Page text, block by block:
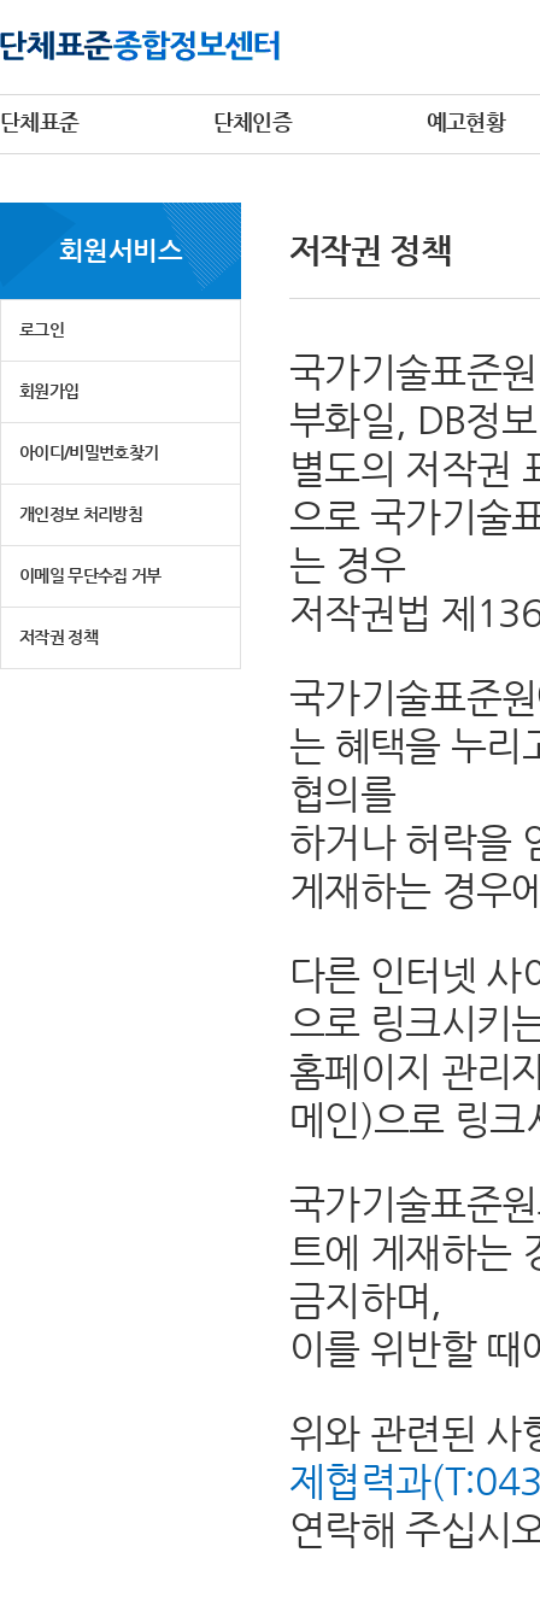
단체표준 단체인증 예고현황
회원서비스
로그인
회원가입
아이디/비밀번호찾기
개인정보 처리방침
이메일 무단수집 거부
저작권 정책
저작권 정책
국가기술표준
부화일, DB정
별도의 저작권
으로 국가기술
는 경우
저작권법 제
국가기술표준
는 혜택을 누리
협의를
하거나 허락을
게재하는 경우
다른 인터넷 사
으로 링크시키
홈페이지 관리
메인)으로 링크
국가기술표준
트에 게재하는
금지하며,
이를 위반할 때
위와 관련된 사
제협력과
연락해 주십시